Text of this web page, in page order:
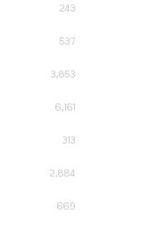
243
537
3,853
6,161
313
2,884
669